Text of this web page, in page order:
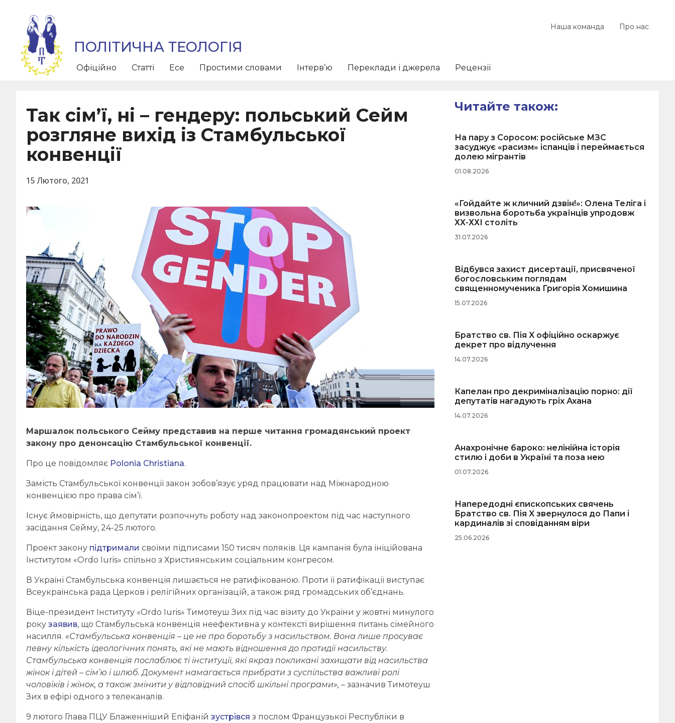
Наша команда Про нас
ПОЛІТИЧНА ТЕОЛОГІЯ
Офіційно Статті Есе Простими словами Інтерв’ю Переклади і джерела Рецензії
Так сім’ї, ні – гендеру: польський Сейм
розгляне вихід із Стамбульської
конвенції
15 Лютого, 2021
Маршалок польського Сейму представив на перше читання громадянський проект
закону про денонсацію Стамбульської конвенції.
Про це повідомляє Polonia Christiana.
Замість Стамбульської конвенції закон зобов’язує уряд працювати над Міжнародною
конвенцією про права сім’ї.
Існує ймовірність, що депутати розпочнуть роботу над законопроектом під час наступного
засідання Сейму, 24-25 лютого.
Проект закону підтримали своїми підписами 150 тисяч поляків. Ця кампанія була ініційована
Інститутом «Ordo Iuris» спільно з Християнським соціальним конгресом.
В Україні Стамбульська конвенція лишається не ратифікованою. Проти її ратифікації виступає
Всеукраїнська рада Церков і релігійних організацій, а також ряд громадських об’єднань.
Віце-президент Інституту «Ordo Iuris» Тимотеуш Зих під час візиту до України у жовтні минулого
року заявив, що Стамбульська конвенція неефективна у контексті вирішення питань сімейного
насилля. «Стамбульська конвенція – це не про боротьбу з насильством. Вона лише просуває
певну кількість ідеологічних понять, які не мають відношення до протидії насильству.
Стамбульська конвенція послаблює ті інституції, які якраз покликані захищати від насильства
жінок і дітей – сім’ю і шлюб. Документ намагається прибрати з суспільства важливі ролі
чоловіків і жінок, а також змінити у відповідний спосіб шкільні програми», – зазначив Тимотеуш
Зих в ефірі одного з телеканалів.
9 лютого Глава ПЦУ Блаженніший Епіфаній зустрівся з послом Французької Республіки в
Читайте також:
На пару з Соросом: російське МЗС
засуджує «расизм» іспанців і переймається
долею мігрантів
01.08.2026
«Гойдайте ж кличний дзвін!»: Олена Теліга і
визвольна боротьба українців упродовж
ХХ-ХХІ століть
31.07.2026
Відбувся захист дисертації, присвяченої
богословським поглядам
священномученика Григорія Хомишина
15.07.2026
Братство св. Пія X офіційно оскаржує
декрет про відлучення
14.07.2026
Капелан про декриміналізацію порно: дії
депутатів нагадують гріх Ахана
14.07.2026
Анахронічне бароко: нелінійна історія
стилю і доби в Україні та поза нею
01.07.2026
Напередодні єпископських свячень
Братство св. Пія X звернулося до Папи і
кардиналів зі сповіданням віри
25.06.2026